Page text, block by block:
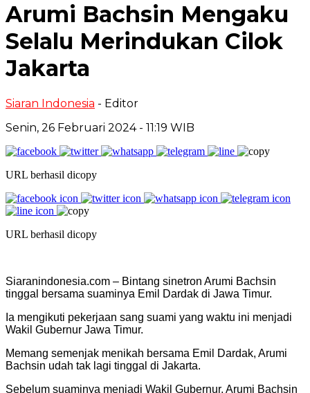
Arumi Bachsin Mengaku
Selalu Merindukan Cilok
Jakarta
Siaran Indonesia - Editor
Senin, 26 Februari 2024 - 11:19 WIB
URL berhasil dicopy
URL berhasil dicopy
Siaranindonesia.com – Bintang sinetron Arumi Bachsin
tinggal bersama suaminya Emil Dardak di Jawa Timur.
Ia mengikuti pekerjaan sang suami yang waktu ini menjadi
Wakil Gubernur Jawa Timur.
Memang semenjak menikah bersama Emil Dardak, Arumi
Bachsin udah tak lagi tinggal di Jakarta.
Sebelum suaminya menjadi Wakil Gubernur, Arumi Bachsin